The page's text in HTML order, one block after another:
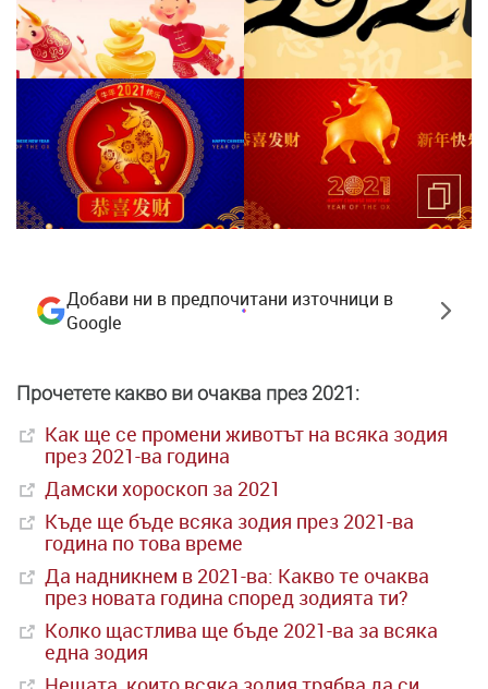
Добави ни в предпочитани източници в
Google
Прочетете какво ви очаква през 2021:
Как ще се промени животът на всяка зодия
през 2021-ва година
Дамски хороскоп за 2021
Къде ще бъде всяка зодия през 2021-ва
година по това време
Да надникнем в 2021-ва: Какво те очаква
през новата година според зодията ти?
Колко щастлива ще бъде 2021-ва за всяка
една зодия